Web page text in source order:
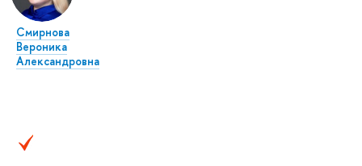
Смирнова
Вероника
Александровна